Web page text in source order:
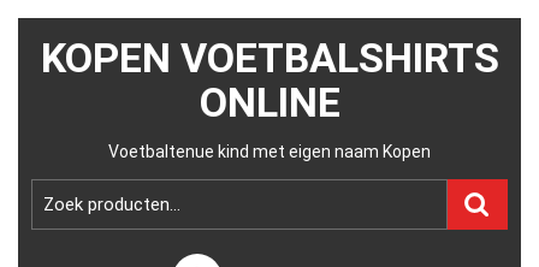
KOPEN VOETBALSHIRTS
ONLINE
Voetbaltenue kind met eigen naam Kopen